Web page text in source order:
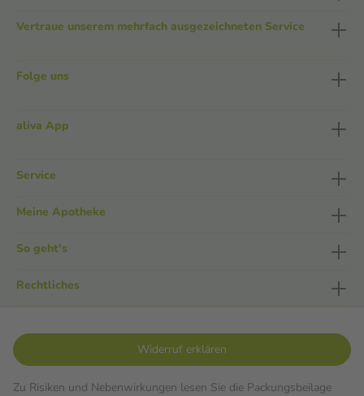
Vertraue unserem mehrfach ausgezeichneten Service
Folge uns
aliva App
Service
Meine Apotheke
So geht's
Rechtliches
Widerruf erklären
Zu Risiken und Nebenwirkungen lesen Sie die Packungsbeilage